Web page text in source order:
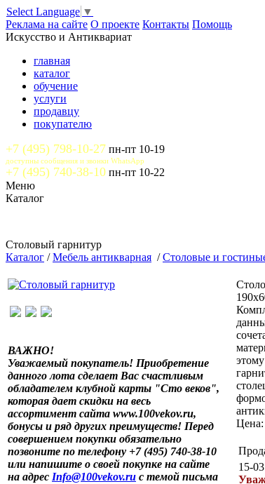
Select Language ▼
Реклама на сайте О проекте Контакты Помощь
Искусство и Антиквариат
главная
каталог
обучение
услуги
продавцу
покупателю
+7 (495) 798-10-27 пн-пт 10-19
доступны сообщения и звонки WhatsApp
+7 (495) 740-38-10 пн-пт 10-22
Меню
Каталог
Столовый гарнитур
Каталог /Мебель антикварная /Столовые и
ВАЖНО!
Уважаемый покупатель! Приобретение
данного лота сделает Вас счастливым
обладателем клубной карты "Сто веков",
которая дает скидки на весь
ассортимент сайта www.100vekov.ru,
бонусы и ряд других преимуществ! Перед
совершением покупки обязательно
позвоните по телефону +7 (495) 740-38-10
или напишите о своей покупке на сайте
на адрес Info@100vekov.ru с темой письма
Цена:
15-